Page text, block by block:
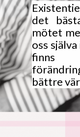
det
mötet
oss
bättre